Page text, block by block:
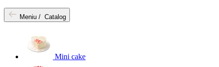
Meniu / Catalog
Mini cake